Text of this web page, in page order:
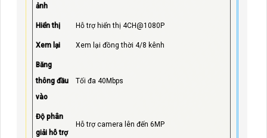
ảnh
Hiển thị Hỗ trợ hiển thị 4CH@1080P
Xem lại Xem lại đồng thời 4/8 kênh
Băng
thông đầu
vào
Tối đa 40Mbps
Độ phân
giải hỗ trợ
Hỗ trợ camera lên đến 6MP